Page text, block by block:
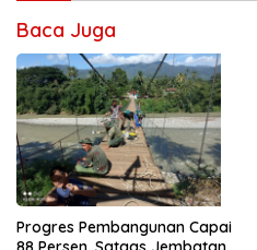
Baca Juga
Progres Pembangunan Capai